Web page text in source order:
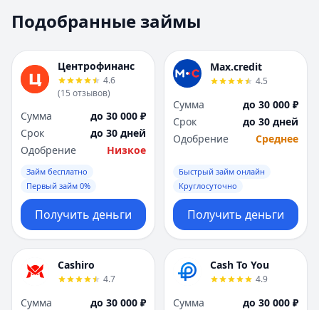
Набережные Челны
Нижний Новгород
Новокузнецк
Новосибирск
Омск
П
Пенза
Пермь
Р
Ростов-на-Дону
Рязань
С
Самара
Санкт-Петербург
Набережные
Нижний Новгород
Новокузнецк
Новосибирск
Омск
Оренбург
П
Пенза
Пермь
Р
Ростов-на-Дону
Рязань
С
Самара
Санкт-Петербург
Подобранные займы
Центрофинанс
4.6
(15 отзывов)
Сумма
до 30 000 ₽
Срок
до 30 дней
Одобрение
Низкое
Займ бесплатно
Первый займ 0%
Получить деньги
Max.credit
4.5
Сумма
до 30 000 ₽
Срок
до 30 дней
Одобрение
Среднее
Быстрый займ онлайн
Круглосуточно
Получить деньги
Cashiro
4.7
Сумма
до 30 000 ₽
Cash To You
4.9
Сумма
до 30 000 ₽